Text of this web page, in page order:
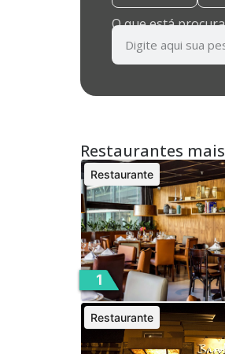
O que está
Restaurantes
1
Restaurante
Restaurante